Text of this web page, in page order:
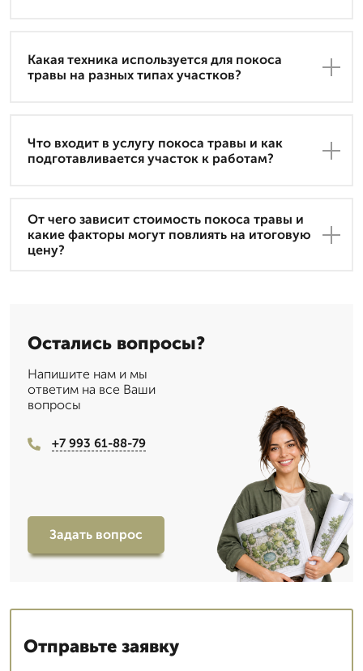
Какая техника используется для покоса
травы на разных типах участков?
Что входит в услугу покоса травы и как
подготавливается участок к работам?
От чего зависит стоимость покоса травы и
какие факторы могут повлиять на итоговую
цену?
Остались вопросы?
Напишите нам и мы
ответим на все Ваши
вопросы
+7 993 61-88-79
Задать вопрос
Отправьте заявку